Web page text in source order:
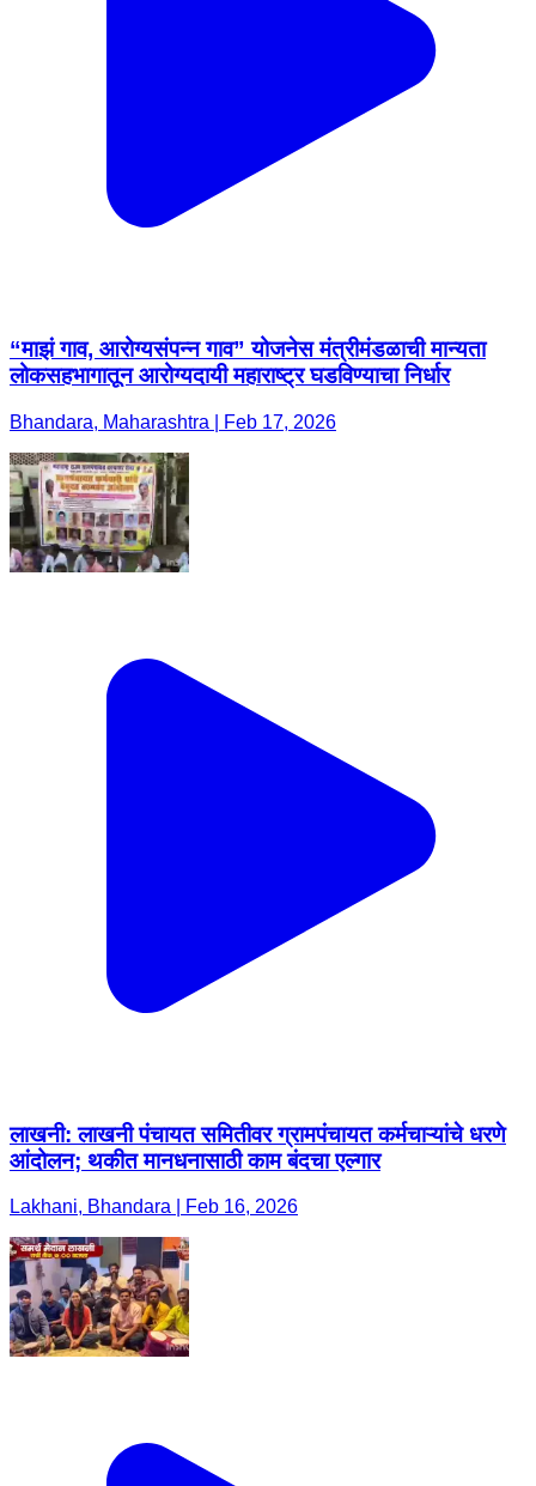
“माझं गाव, आरोग्यसंपन्न गाव” योजनेस मंत्रीमंडळाची मान्यता
लोकसहभागातून आरोग्यदायी महाराष्ट्र घडविण्याचा निर्धार
Bhandara, Maharashtra | Feb 17, 2026
लाखनी: लाखनी पंचायत समितीवर ग्रामपंचायत कर्मचाऱ्यांचे धरणे
आंदोलन; थकीत मानधनासाठी काम बंदचा एल्गार
Lakhani, Bhandara | Feb 16, 2026